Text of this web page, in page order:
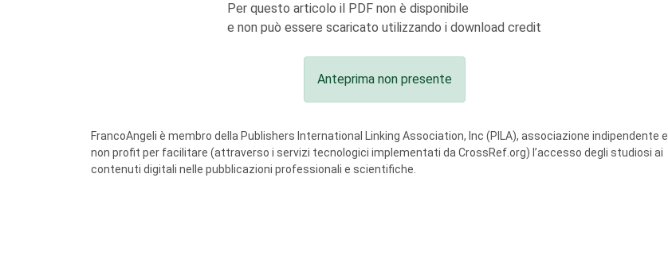
Per questo articolo il PDF non è disponibile
e non può essere scaricato utilizzando i download credit
Anteprima non presente
FrancoAngeli è membro della Publishers International Linking Association, Inc (PILA), associazione indipendente e
non profit per facilitare (attraverso i servizi tecnologici implementati da CrossRef.org) l’accesso degli studiosi ai
contenuti digitali nelle pubblicazioni professionali e scientifiche.